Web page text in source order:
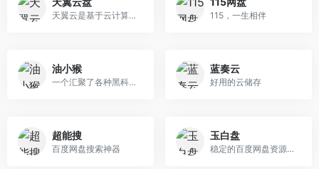
天翼云是基于云计算技术的个人/家庭云数据中心，是一个提供文件同步、备份及分享等服务的网络云存储平台 115，一生相伴
油小猴
一个汇聚了各种黑科技的小站
蓝奏云
好用的云储存
超能搜
百度网盘搜索神器
玉白盘
稳定的百度网盘资源搜索引擎